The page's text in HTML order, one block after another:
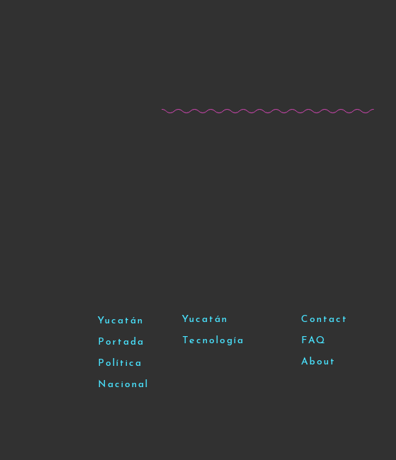
Yucatán
Portada
Política
Nacional
Yucatán
Tecnología
Contact
FAQ
About